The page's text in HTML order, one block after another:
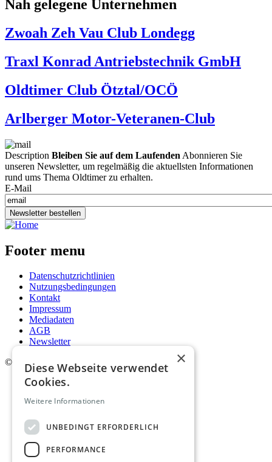
Nah gelegene Unternehmen
Zwoah Zeh Vau Club Londegg
Traxl Konrad Antriebstechnik GmbH
Oldtimer Club Ötztal/OCÖ
Arlberger Motor-Veteranen-Club
Description Bleiben Sie auf dem Laufenden Abonnieren Sie
unseren Newsletter, um regelmäßig die aktuellsten Informationen
rund ums Thema Oldtimer zu erhalten.
E-Mail
Newsletter bestellen
Footer menu
Datenschutzrichtlinien
Nutzungsbedingungen
Kontakt
Impressum
Mediadaten
AGB
Newsletter
© 2026. Alle Rechte vorbehalten. ×
Diese Webseite verwendet
Cookies.
Weitere Informationen
UNBEDINGT ERFORDERLICH
PERFORMANCE